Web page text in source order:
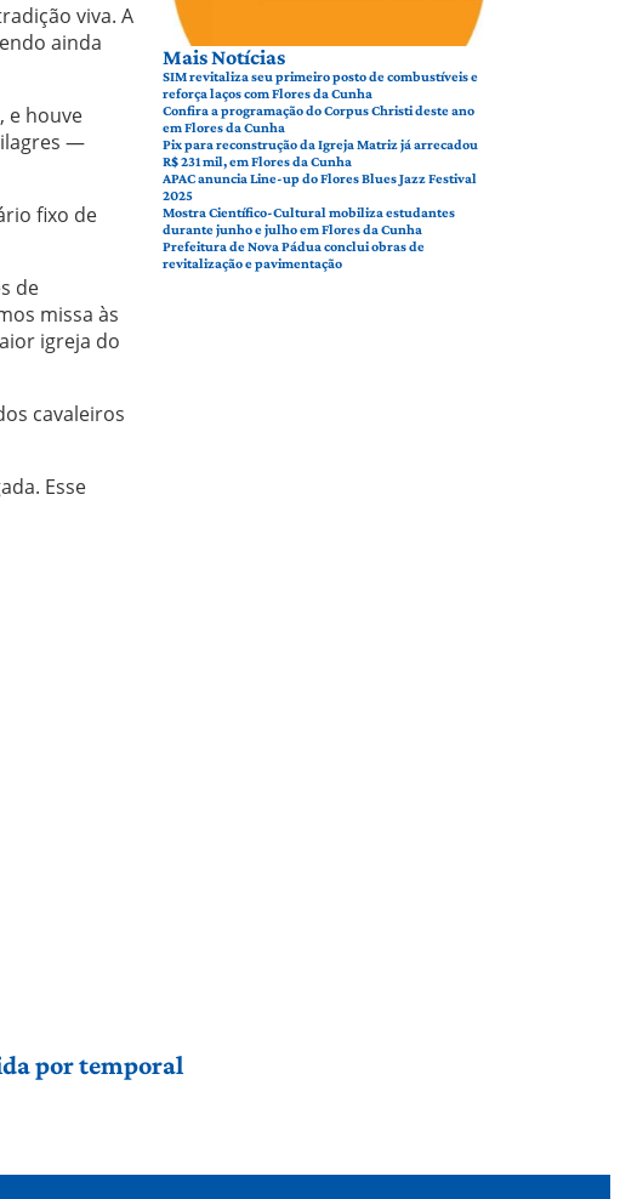
viva. A
ainda
e houve
—
fixo de
de
missa às
igreja do
cavaleiros
Esse
Mais Notícias
SIM revitaliza seu primeiro posto de combustíveis e
reforça laços com Flores da Cunha
Confira a programação do Corpus Christi deste ano
em Flores da Cunha
Pix para reconstrução da Igreja Matriz já arrecadou
R$ 231 mil, em Flores da Cunha
APAC anuncia Line-up do Flores Blues Jazz Festival
2025
Mostra Científico-Cultural mobiliza estudantes
durante junho e julho em Flores da Cunha
Prefeitura de Nova Pádua conclui obras de
revitalização e pavimentação
por temporal